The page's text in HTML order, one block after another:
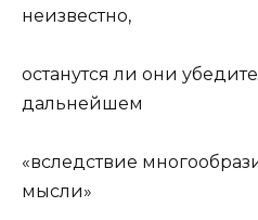
неизвестно,
останутся ли они
дальнейшем
«вследствие
мысли»